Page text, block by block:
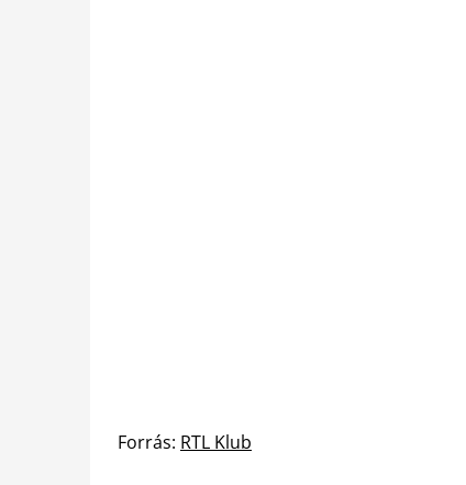
Forrás: RTL Klub